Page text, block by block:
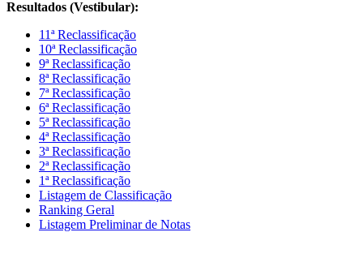
Resultados (Vestibular):
11ª Reclassificação
10ª Reclassificação
9ª Reclassificação
8ª Reclassificação
7ª Reclassificação
6ª Reclassificação
5ª Reclassificação
4ª Reclassificação
3ª Reclassificação
2ª Reclassificação
1ª Reclassificação
Listagem de Classificação
Ranking Geral
Listagem Preliminar de Notas